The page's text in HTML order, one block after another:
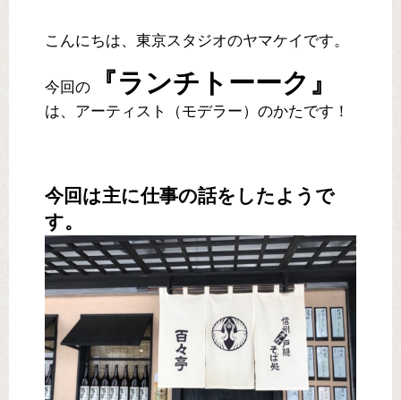
こんにちは、東京スタジオのヤマケイです。
今回の 『ランチトーーク』
は、アーティスト（モデラー）のかたです！
今回は主に仕事の話をしたようで
す。